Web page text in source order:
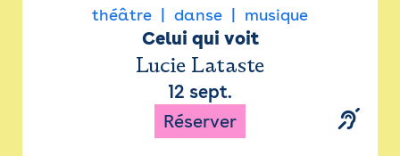
théâtre danse musique
Celui qui voit
Lucie Lataste
12 sept.
Réserver